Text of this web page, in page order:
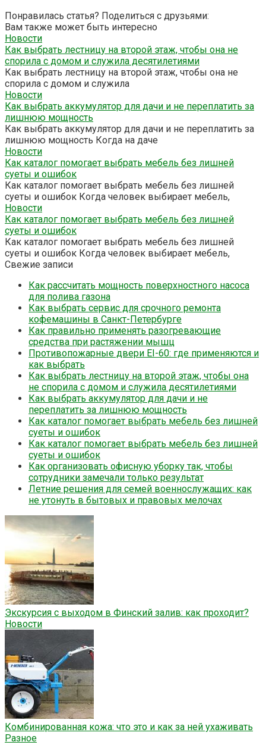
Понравилась статья? Поделиться с друзьями:
Вам также может быть интересно
Новости
Как выбрать лестницу на второй этаж, чтобы она не
спорила с домом и служила десятилетиями
Как выбрать лестницу на второй этаж, чтобы она не
спорила с домом и служила
Новости
Как выбрать аккумулятор для дачи и не переплатить за
лишнюю мощность
Как выбрать аккумулятор для дачи и не переплатить за
лишнюю мощность Когда на даче
Новости
Как каталог помогает выбрать мебель без лишней
суеты и ошибок
Как каталог помогает выбрать мебель без лишней
суеты и ошибок Когда человек выбирает мебель,
Новости
Как каталог помогает выбрать мебель без лишней
суеты и ошибок
Как каталог помогает выбрать мебель без лишней
суеты и ошибок Когда человек выбирает мебель,
Свежие записи
Как рассчитать мощность поверхностного насоса
для полива газона
Как выбрать сервис для срочного ремонта
кофемашины в Санкт-Петербурге
Как правильно применять разогревающие
средства при растяжении мышц
Противопожарные двери EI-60: где применяются и
как выбрать
Как выбрать лестницу на второй этаж, чтобы она
не спорила с домом и служила десятилетиями
Как выбрать аккумулятор для дачи и не
переплатить за лишнюю мощность
Как каталог помогает выбрать мебель без лишней
суеты и ошибок
Как каталог помогает выбрать мебель без лишней
суеты и ошибок
Как организовать офисную уборку так, чтобы
сотрудники замечали только результат
Летние решения для семей военнослужащих: как
не утонуть в бытовых и правовых мелочах
Экскурсия с выходом в Финский залив: как проходит?
Новости
Комбинированная кожа: что это и как за ней ухаживать
Разное